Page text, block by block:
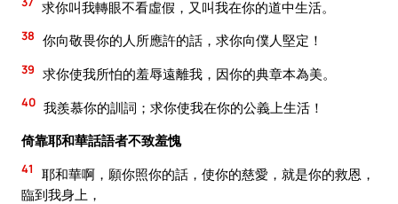
求你叫我轉眼不看虛假，又叫我在你的道中生活。
38 你向敬畏你的人所應許的話，求你向僕人堅定！
39 求你使我所怕的羞辱遠離我，因你的典章本為美。
40 我羨慕你的訓詞；求你使我在你的公義上生活！
倚靠耶和華話語者不致羞愧
41
耶和華啊，願你照你的話，使你的慈愛，就是你的救恩，
臨到我身上，